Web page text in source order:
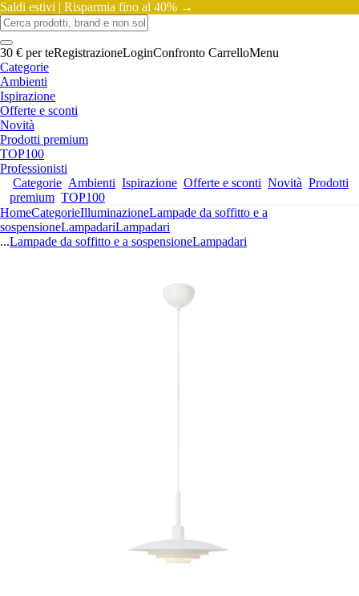
Saldi estivi | Risparmia fino al 40% →
30 € per teRegistrazioneLoginConfronto CarrelloMenu
Categorie
Ambienti
Ispirazione
Offerte e sconti
Novità
Prodotti premium
TOP100
Professionisti
Categorie Ambienti Ispirazione Offerte e sconti Novità Prodotti
premium TOP100
HomeCategorieIlluminazioneLampade da soffitto e a
sospensioneLampadariLampadari
...Lampade da soffitto e a sospensioneLampadari